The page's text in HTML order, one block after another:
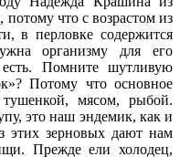
что с возрастом из
в перловке содержится
организму для его
Помните шутливую
Потому что основное
мясом, рыбой.
это наш эндемик, как и
этих зерновых дают нам
Прежде ели холодец,